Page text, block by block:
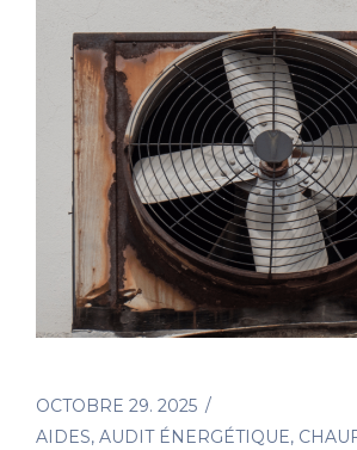
OCTOBRE 29. 2025
AIDES, AUDIT ÉNERGÉTIQUE,